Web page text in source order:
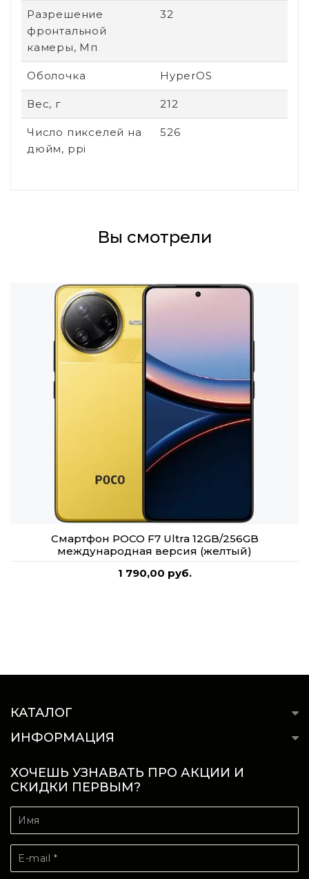
Разрешение
фронтальной
камеры, Мп
32
Оболочка HyperOS
Вес, г 212
Число пикселей на
дюйм, ppi
526
Вы смотрели
Смартфон POCO F7 Ultra 12GB/256GB
международная версия (желтый)
1 790,00 руб.
КАТАЛОГ
ИНФОРМАЦИЯ
ХОЧЕШЬ УЗНАВАТЬ ПРО АКЦИИ И
СКИДКИ ПЕРВЫМ?